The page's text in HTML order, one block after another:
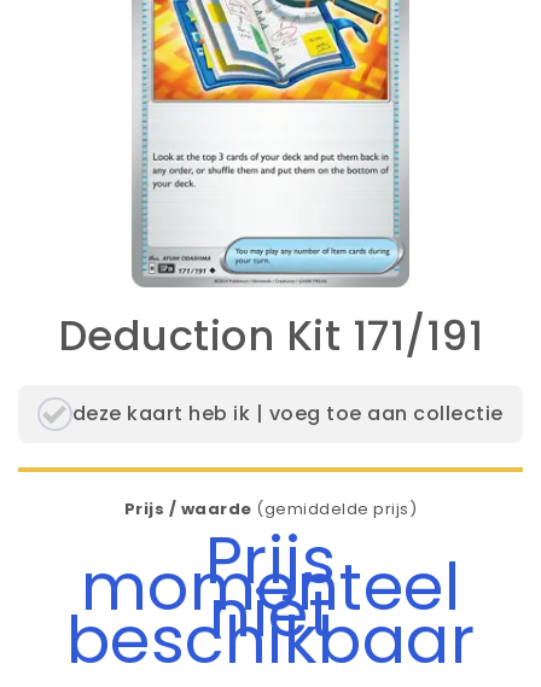
Deduction Kit 171/191
deze kaart heb ik | voeg toe aan collectie
Prijs / waarde (gemiddelde prijs)
Prijs
momenteel
niet
beschikbaar